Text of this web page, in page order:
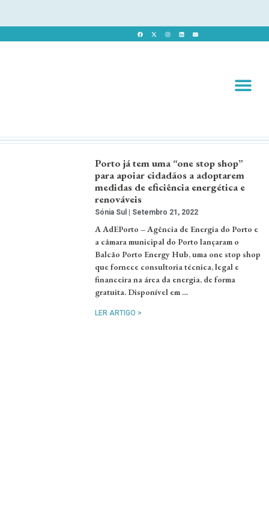
Porto já tem uma “one stop shop”
para apoiar cidadãos a adoptarem
medidas de eficiência energética e
renováveis
Sónia Sul Setembro 21, 2022
A AdEPorto – Agência de Energia do Porto e
a câmara municipal do Porto lançaram o
Balcão Porto Energy Hub, uma one stop shop
que fornece consultoria técnica, legal e
financeira na área da energia, de forma
gratuita. Disponível em …
LER ARTIGO >